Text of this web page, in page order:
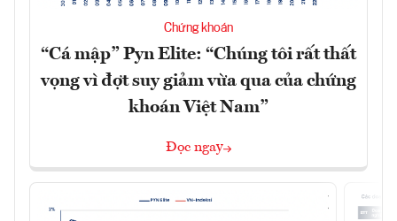
Chứng khoán
“Cá mập” Pyn Elite: “Chúng tôi rất thất
vọng vì đợt suy giảm vừa qua của chứng
khoán Việt Nam”
Đọc ngay